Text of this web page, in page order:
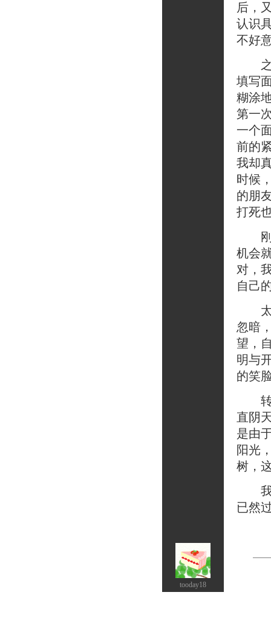
tooday18
后，
认识
不好
之
填写
糊涂
第一
一个
前的
我却
时候
的朋
打死
刚
机会
对，
自己
太
忽暗
望，
明与
的笑
转
直阴
是由
阳光
树，
我
已然